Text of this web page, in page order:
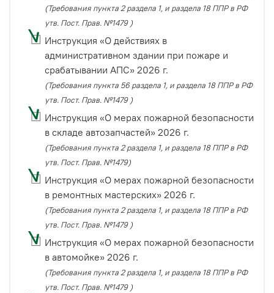
(Требования пункта 2 раздела 1, и раздела 18 ППР в РФ
утв. Пост. Прав. №1479 )
Инструкция «О действиях в
административном здании при пожаре и
срабатывании АПС» 2026 г.
(Требования пункта 56 раздела 1, и раздела 18 ППР в РФ
утв. Пост. Прав. №1479 )
Инструкция «О мерах пожарной безопасности
в складе автозапчастей» 2026 г.
(Требования пункта 2 раздела 1, и раздела 18 ППР в РФ
утв. Пост. Прав. №1479)
Инструкция «О мерах пожарной безопасности
в ремонтных мастерских» 2026 г.
(Требования пункта 2 раздела 1, и раздела 18 ППР в РФ
утв. Пост. Прав. №1479 )
Инструкция «О мерах пожарной безопасности
в автомойке» 2026 г.
(Требования пункта 2 раздела 1, и раздела 18 ППР в РФ
утв. Пост. Прав. №1479 )